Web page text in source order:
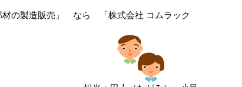
材の製造販売」 なら 「株式会社 コムラック